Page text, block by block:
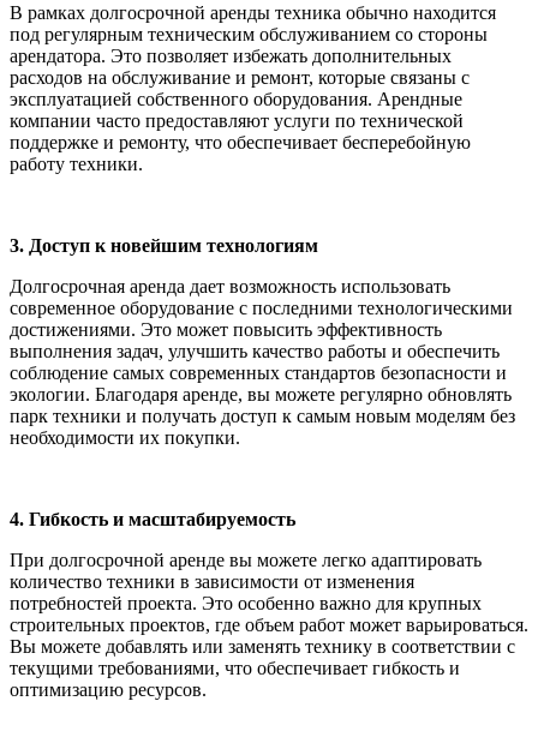
В рамках долгосрочной аренды техника обычно находится
под регулярным техническим обслуживанием со стороны
арендатора. Это позволяет избежать дополнительных
расходов на обслуживание и ремонт, которые связаны с
эксплуатацией собственного оборудования. Арендные
компании часто предоставляют услуги по технической
поддержке и ремонту, что обеспечивает бесперебойную
работу техники.
3. Доступ к новейшим технологиям
Долгосрочная аренда дает возможность использовать
современное оборудование с последними технологическими
достижениями. Это может повысить эффективность
выполнения задач, улучшить качество работы и обеспечить
соблюдение самых современных стандартов безопасности и
экологии. Благодаря аренде, вы можете регулярно обновлять
парк техники и получать доступ к самым новым моделям без
необходимости их покупки.
4. Гибкость и масштабируемость
При долгосрочной аренде вы можете легко адаптировать
количество техники в зависимости от изменения
потребностей проекта. Это особенно важно для крупных
строительных проектов, где объем работ может варьироваться.
Вы можете добавлять или заменять технику в соответствии с
текущими требованиями, что обеспечивает гибкость и
оптимизацию ресурсов.